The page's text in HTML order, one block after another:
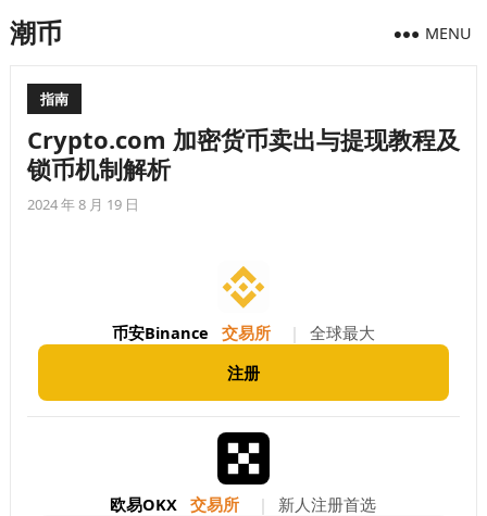
潮币 MENU
指南
Crypto.com 加密货币卖出与提现教程及
锁币机制解析
2024 年 8 月 19 日
币安Binance 交易所 |
全球最大
注册
欧易OKX 交易所 |
新人注册首选